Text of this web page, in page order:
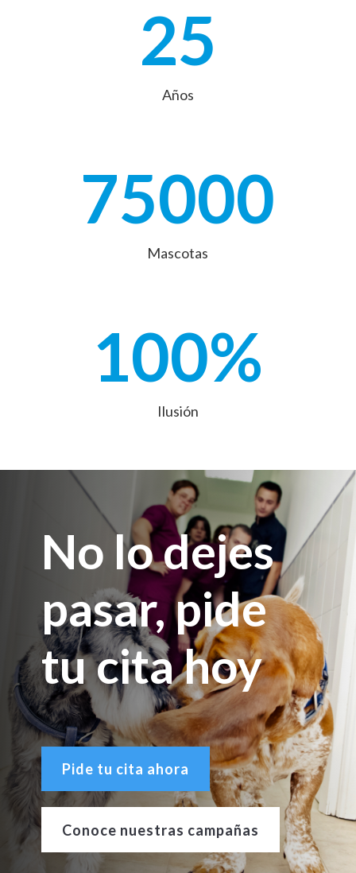
25
Años
75000
Mascotas
100%
Ilusión
No lo dejes
pasar, pide
tu cita hoy
Pide tu cita ahora
Conoce nuestras campañas